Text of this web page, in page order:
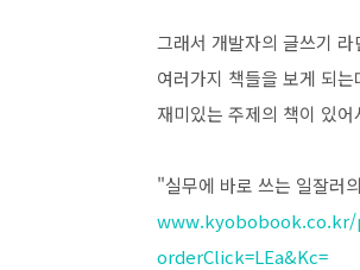
그래서 개발자의 글쓰기 라
여러가지 책들을 보게 되는
재미있는 주제의 책이 있
"실무에 바로 쓰는 일잘러
www.kyobobook.co.kr/
orderClick=LEa&Kc=